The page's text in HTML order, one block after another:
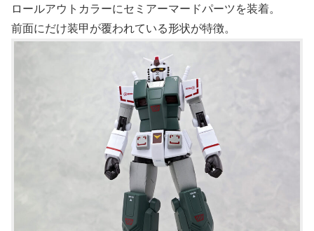
ロールアウトカラーにセミアーマードパーツを装着。
前面にだけ装甲が覆われている形状が特徴。